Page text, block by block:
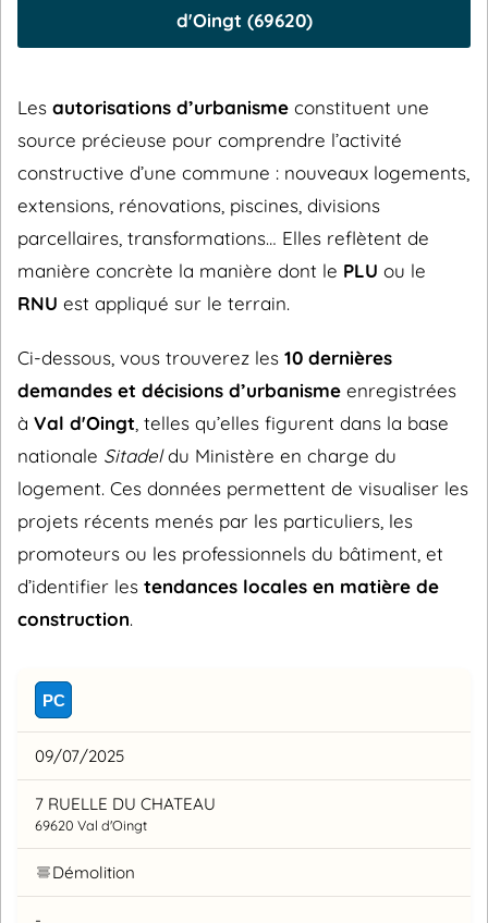
d'Oingt (69620)
Les autorisations d’urbanisme constituent une
source précieuse pour comprendre l’activité
constructive d’une commune : nouveaux logements,
extensions, rénovations, piscines, divisions
parcellaires, transformations… Elles reflètent de
manière concrète la manière dont le PLU ou le
RNU est appliqué sur le terrain.
Ci-dessous, vous trouverez les 10 dernières
demandes et décisions d’urbanisme enregistrées
à Val d'Oingt , telles qu’elles figurent dans la base
nationale Sitadeldu Ministère en charge du
logement. Ces données permettent de visualiser les
projets récents menés par les particuliers, les
promoteurs ou les professionnels du bâtiment, et
d’identifier les tendances locales en matière de
construction.
PC
09/07/2025
7 RUELLE DU CHATEAU
69620 Val d'Oingt
Démolition